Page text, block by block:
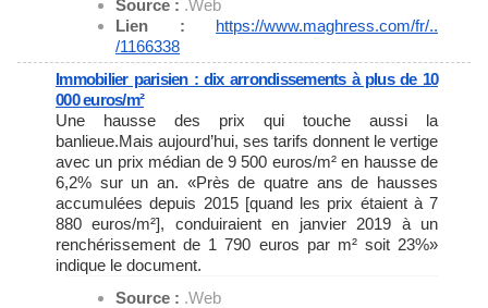
Source : .Web
Lien : https://www.maghress.com/fr/..
/1166338
Immobilier parisien : dix arrondissements à plus de 10
000 euros/m²
Une hausse des prix qui touche aussi la
banlieue.Mais aujourd’hui, ses tarifs donnent le vertige
avec un prix médian de 9 500 euros/m² en hausse de
6,2% sur un an. «Près de quatre ans de hausses
accumulées depuis 2015 [quand les prix étaient à 7
880 euros/m²], conduiraient en janvier 2019 à un
renchérissement de 1 790 euros par m² soit 23%»
indique le document.
Source : .Web